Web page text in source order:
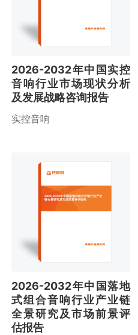
2026-2032年中国实控
音响行业市场现状分析
及发展战略咨询报告
实控音响
2026-2032年中国落地式组合音响行业产业
链全景研究及市场前景评估报告
2026-2032年中国落地
式组合音响行业产业链
全景研究及市场前景评
估报告